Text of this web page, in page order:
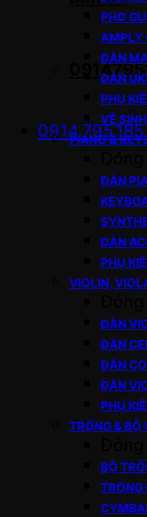
0914.795.185
PHƠ
AMPLY
ĐÀN
ĐÀN
PHỤ
VỆ
PIANO &
ĐÀN
ĐÀN
PHỤ
VIOLIN,
ĐÀN
ĐÀN
ĐÀN
ĐÀN
PHỤ
TRỐNG & BỘ
BỘ
TRỐNG